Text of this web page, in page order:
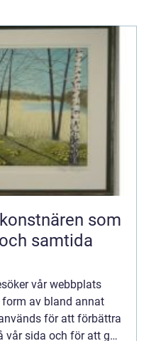
samtida
vår webbplats
av bland annat
för att förbättra
vår sida och för att ge